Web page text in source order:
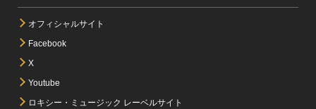
オフィシャルサイト
Facebook
X
Youtube
ロキシー・ミュージック レーベルサイト